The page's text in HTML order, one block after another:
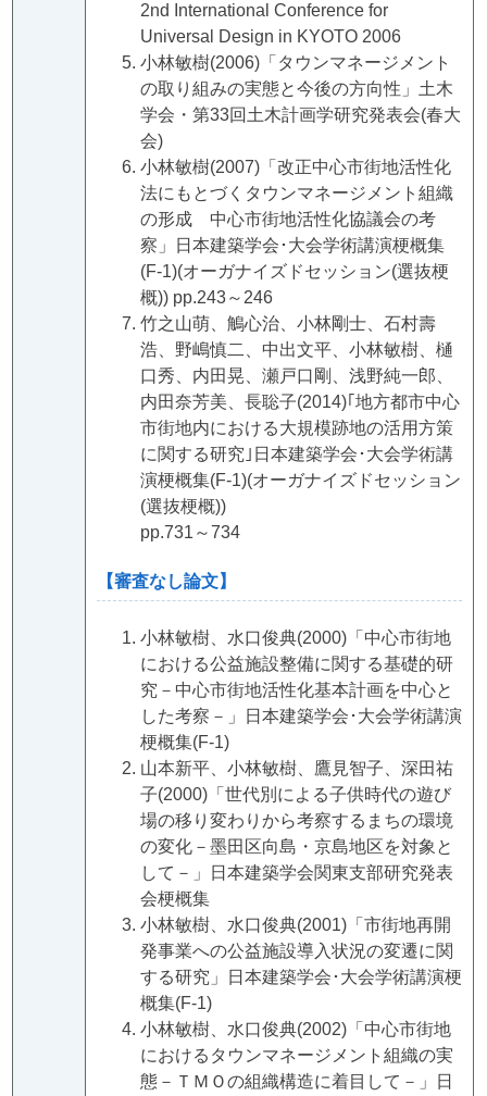
2nd International Conference for
Universal Design in KYOTO 2006
小林敏樹(2006)「タウンマネージメント
の取り組みの実態と今後の方向性」土木
学会・第33回土木計画学研究発表会(春大
会)
小林敏樹(2007)「改正中心市街地活性化
法にもとづくタウンマネージメント組織
の形成 中心市街地活性化協議会の考
察」日本建築学会･大会学術講演梗概集
(F-1)(オーガナイズドセッション(選抜梗
概)) pp.243～246
竹之山萌、鵤心治、小林剛士、石村壽
浩、野嶋慎二、中出文平、小林敏樹、樋
口秀、内田晃、瀬戸口剛、浅野純一郎、
内田奈芳美、長聡子(2014)｢地方都市中心
市街地内における大規模跡地の活用方策
に関する研究｣日本建築学会･大会学術講
演梗概集(F-1)(オーガナイズドセッション
(選抜梗概))
pp.731～734
【審査なし論文】
小林敏樹、水口俊典(2000)「中心市街地
における公益施設整備に関する基礎的研
究－中心市街地活性化基本計画を中心と
した考察－」日本建築学会･大会学術講演
梗概集(F-1)
山本新平、小林敏樹、鷹見智子、深田祐
子(2000)「世代別による子供時代の遊び
場の移り変わりから考察するまちの環境
の変化－墨田区向島・京島地区を対象と
して－」日本建築学会関東支部研究発表
会梗概集
小林敏樹、水口俊典(2001)「市街地再開
発事業への公益施設導入状況の変遷に関
する研究」日本建築学会･大会学術講演梗
概集(F-1)
小林敏樹、水口俊典(2002)「中心市街地
におけるタウンマネージメント組織の実
態－ＴＭＯの組織構造に着目して－」日